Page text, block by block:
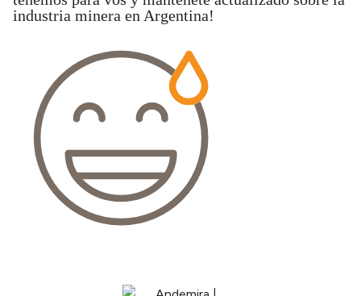
industria minera en Argentina!